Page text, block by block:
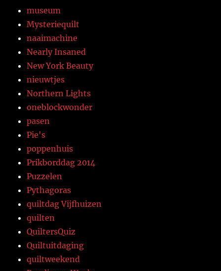
museum
Mysteriequilt
naaimachine
Nearly Insaned
New York Beauty
nieuwtjes
Northern Lights
oneblockwonder
pasen
Pie's
poppenhuis
Prikborddag 2014
Puzzelen
Pythagoras
quiltdag Vijfhuizen
quilten
QuiltersQuiz
Quiltuitdaging
quiltweekend